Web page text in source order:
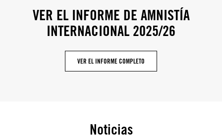
VER EL INFORME DE AMNISTÍA
INTERNACIONAL 2025/26
VER EL INFORME COMPLETO
Noticias